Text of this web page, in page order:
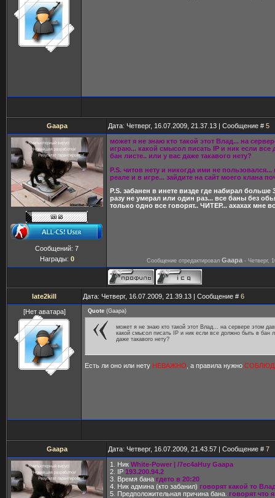
Gaapa Дата: Четверг, 16.07.2009, 21.37.13 | Сообщение # 5
Сообщений: 7
Награды: 0
может я не знаю кто такой этот Влад... на
играю... какой смысол писать IP и ник если
бан листе.. или у вас даже такавого нету?
P.S. читов нету и никогда ими не
реале и в игре... зайдите на сайт моего клана
P.S. забанен в инете визде где набирал больше
разу не умерал или один раз... все баны без
только одно все говорят.. ЧИТЕР... ахахах мне
Сообщение отредактировал Gaapa - Четверг,
late2kill Дата: Четверг, 16.07.2009, 21.39.13 | Сообщение # 6
[Нет аватара] Quote (Gaapa)
может я не знаю кто такой этот Влад... на сервере этом
какой смысол писать IP и ник если все должно быть в бан
даже такавого нету?
Есть ли оно или нету НЕВАЖНО , а правила нужно
Gaapa Дата: Четверг, 16.07.2009, 21.43.57 | Сообщение # 7
1. Ник White-Power | /7ec4aHuy Gaapa
2. IP 193.200.94.2
3. Время бана гдето в 20:20
4. Ник админа (кто забанил) говорят какой то
5. Предположительная причина бана. говорят что